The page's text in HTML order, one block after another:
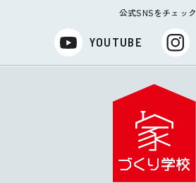
公式SNSをチェック
YOUTUBE